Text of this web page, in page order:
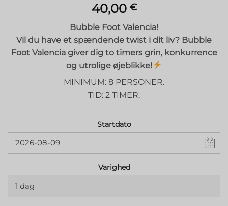
40,00 €
Bubble Foot Valencia!
Vil du have et spændende twist i dit liv? Bubble
Foot Valencia giver dig to timers grin, konkurrence
og utrolige øjeblikke!
MINIMUM: 8 PERSONER.
TID: 2 TIMER.
Startdato
Varighed
1 dag